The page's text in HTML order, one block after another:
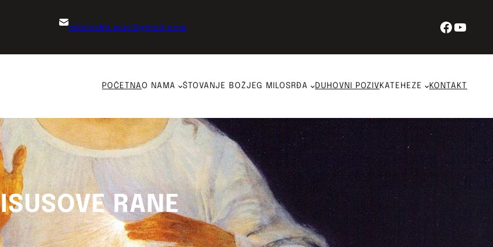
milosrdni.isus@gmail.com
POČETNAO NAMA ŠTOVANJE BOŽJEG MILOSRĐA DUHOVNI POZIV KATEHEZE KONTAKT
ISUSOVE RANE